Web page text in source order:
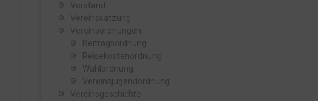
Vorstand
Vereinssatzung
Vereinsordnungen
Beitragsordnung
Reisekostenordnung
Wahlordnung
Vereinsjugendordnung
Vereinsgeschichte